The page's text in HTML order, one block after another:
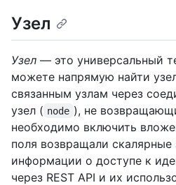
Узел
Узел — это универсальный
можете напрямую найти
связанным узлам через
узел ( node ), не
необходимо включить
поля возвращали скалярные
информации о доступе к
через REST API и их